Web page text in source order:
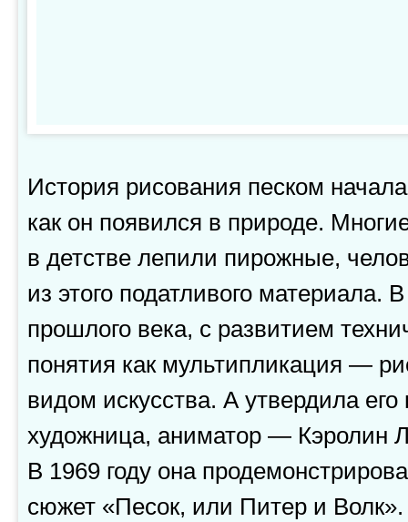
История рисования песком
как он появился в природе.
в детстве лепили пирожные,
из этого податливого материала.
прошлого века, с развитием
понятия как мультипликация —
видом искусства. А утвердила
художница, аниматор — Кэролин
В 1969 году она
сюжет «Песок, или Питер и Волк».